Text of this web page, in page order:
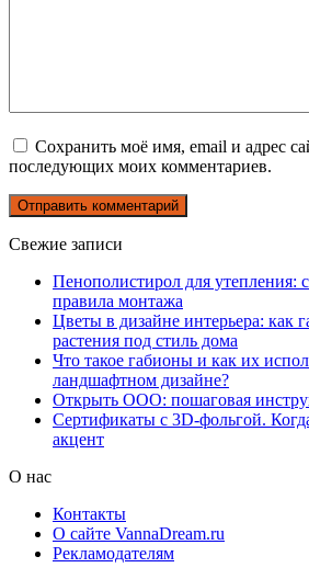
Сохранить моё имя, email и адрес
последующих моих комментариев.
Свежие записи
Пенополистирол для утепления:
правила монтажа
Цветы в дизайне интерьера: как
растения под стиль дома
Что такое габионы и как их
ландшафтном дизайне?
Открыть ООО: пошаговая
Сертификаты с 3D-фольгой.
акцент
О нас
Контакты
О сайте VannaDream.ru
Рекламодателям